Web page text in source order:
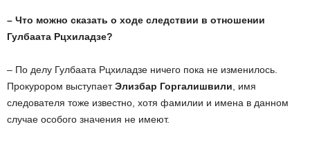
– Что можно сказать о ходе следствии в отношении
Гулбаата Рцхиладзе?
– По делу Гулбаата Рцхиладзе ничего пока не изменилось.
Прокурором выступаетЭлизбар Горгалишвили, имя
следователя тоже известно, хотя фамилии и имена в данном
случае особого значения не имеют.